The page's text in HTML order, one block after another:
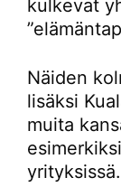
kulkevat
Näiden
lisäksi
muita
yrityksissä.